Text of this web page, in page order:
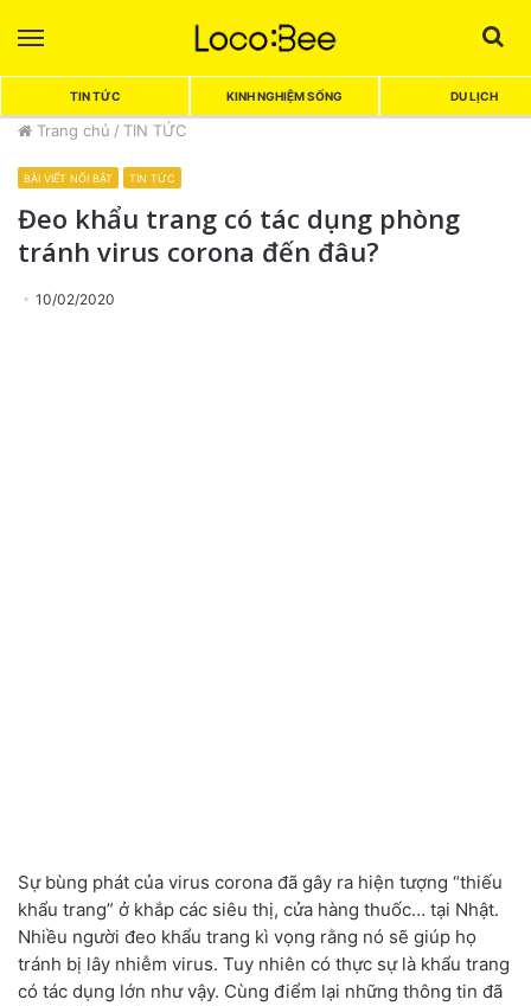
TIN TỨC KINH NGHIỆM SỐNG DU LỊCH
Trang chủ / TIN TỨC
BÀI VIẾT NỔI BẬT TIN TỨC
Đeo khẩu trang có tác dụng phòng
tránh virus corona đến đâu?
10/02/2020
Sự bùng phát của virus corona đã gây ra hiện tượng “thiếu
khẩu trang” ở khắp các siêu thị, cửa hàng thuốc… tại Nhật.
Nhiều người đeo khẩu trang kì vọng rằng nó sẽ giúp họ
tránh bị lây nhiễm virus. Tuy nhiên có thực sự là khẩu trang
có tác dụng lớn như vậy. Cùng điểm lại những thông tin đã